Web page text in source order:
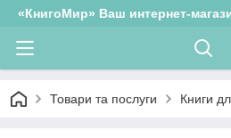
«КнигоМир» Ваш интернет-
Товари та послуги Книги